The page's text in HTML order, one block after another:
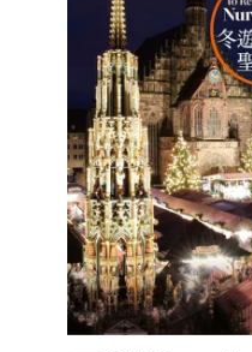
男裝
日本購物 電子/紙本書
HOT